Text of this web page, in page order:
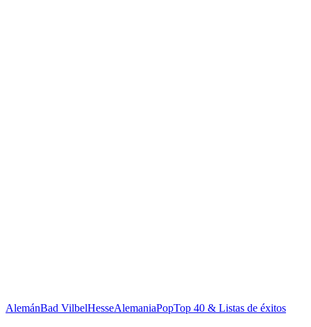
AlemánBad VilbelHesseAlemaniaPopTop 40 & Listas de éxitos